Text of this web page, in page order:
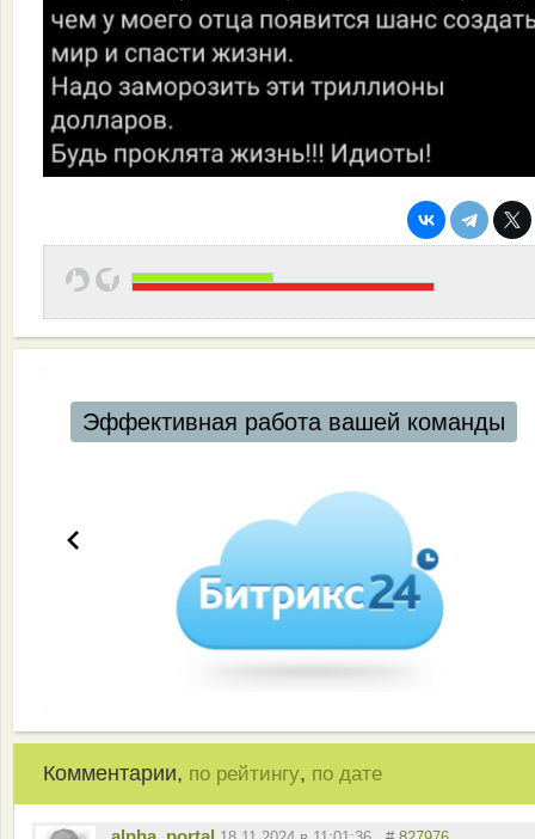
Эффективная работа вашей команды
Комментарии, по рейтингу, по дате